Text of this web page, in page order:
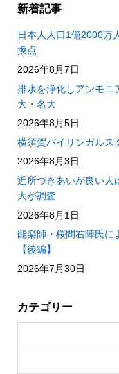
新着記事
日本人人口1億2000
換点
2026年8月7日
排水を浄化しアンモ
大・名大
2026年8月5日
横須賀バイリンガルス
2026年8月3日
近所づきあいが良い
大が調査
2026年8月1日
能楽師・桜間右陣氏に
【後編】
2026年7月30日
カテゴリー